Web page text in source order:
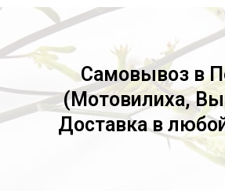
Самовывоз в
(Мотовилиха,
Доставка в